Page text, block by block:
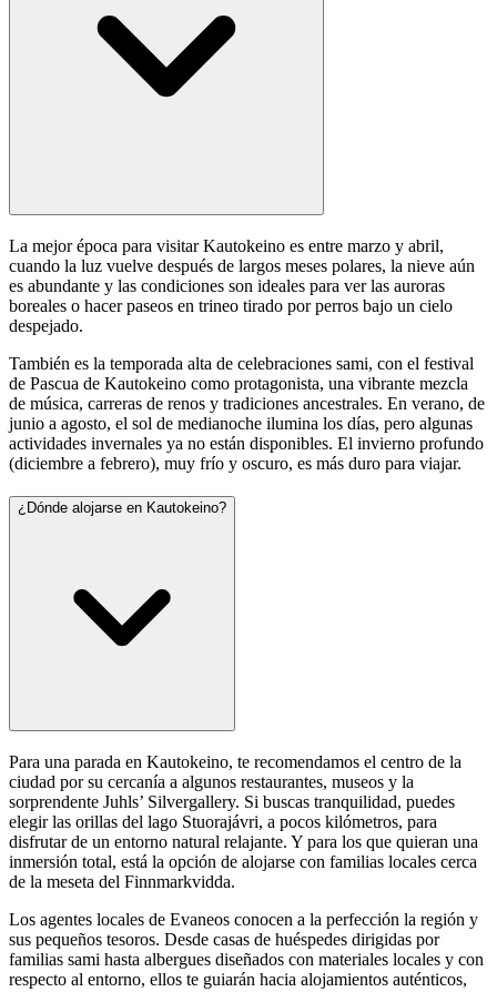
La mejor época para visitar Kautokeino es entre marzo y abril,
cuando la luz vuelve después de largos meses polares, la nieve aún
es abundante y las condiciones son ideales para ver las auroras
boreales o hacer paseos en trineo tirado por perros bajo un cielo
despejado.
También es la temporada alta de celebraciones sami, con el festival
de Pascua de Kautokeino como protagonista, una vibrante mezcla
de música, carreras de renos y tradiciones ancestrales. En verano, de
junio a agosto, el sol de medianoche ilumina los días, pero algunas
actividades invernales ya no están disponibles. El invierno profundo
(diciembre a febrero), muy frío y oscuro, es más duro para viajar.
¿Dónde alojarse en Kautokeino?
Para una parada en Kautokeino, te recomendamos el centro de la
ciudad por su cercanía a algunos restaurantes, museos y la
sorprendente Juhls’ Silvergallery. Si buscas tranquilidad, puedes
elegir las orillas del lago Stuorajávri, a pocos kilómetros, para
disfrutar de un entorno natural relajante. Y para los que quieran una
inmersión total, está la opción de alojarse con familias locales cerca
de la meseta del Finnmarkvidda.
Los agentes locales de Evaneos conocen a la perfección la región y
sus pequeños tesoros. Desde casas de huéspedes dirigidas por
familias sami hasta albergues diseñados con materiales locales y con
respecto al entorno, ellos te guiarán hacia alojamientos auténticos,